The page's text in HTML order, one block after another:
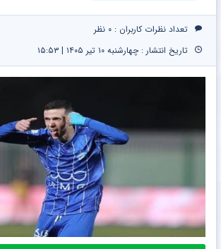
تعداد نظرات کاربران : ۰ نظر
تاریخ انتشار : چهارشنبه ۱۰ تیر ۱۴۰۵ | ۱۵:۵۳